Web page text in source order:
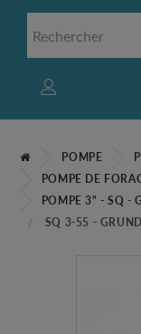
POMPE
POMPE DE
POMPE 3" - SQ -
SQ 3-55 -